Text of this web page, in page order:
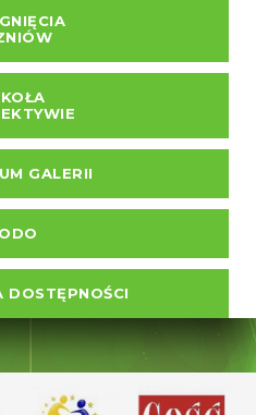
GALERII
DOSTĘPNOŚCI